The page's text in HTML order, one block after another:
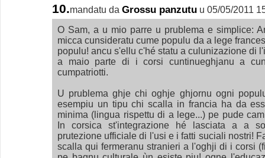
10.mandatu da Grossu panzutu u 05/05/2011
O Sam, a u mio parre u prublema e simplice:
micca cunsideratu cume populu da a lege
populu! ancu s'ellu c'hé statu a culunizazione di
a maio parte di i corsi cuntinueghjanu a
cumpatriotti.
U prublema ghje chi oghje ghjornu ogni
esempiu un tipu chi scalla in francia ha da
minima (lingua rispettu di a lege...) pe pude
In corsica st'integrazione hé lasciata a a
prutezione ufficiale di l'usi e i fatti suciali nostri!
scalla qui fermeranu stranieri a l'oghji di i corsi